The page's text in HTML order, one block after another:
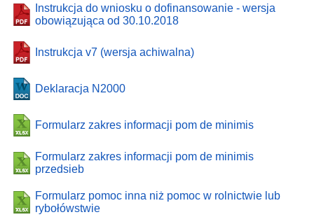
Instrukcja do wniosku o dofinansowanie - wersja
obowiązująca od 30.10.2018
Instrukcja v7 (wersja achiwalna)
Deklaracja N2000
Formularz zakres informacji pom de minimis
Formularz zakres informacji pom de minimis
przedsieb
Formularz pomoc inna niż pomoc w rolnictwie lub
rybołówstwie